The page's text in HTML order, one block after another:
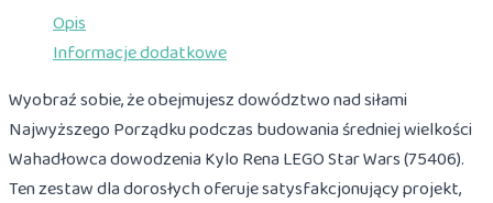
Opis
Informacje dodatkowe
Wyobraź sobie, że obejmujesz dowództwo nad siłami
Najwyższego Porządku podczas budowania średniej wielkości
Wahadłowca dowodzenia Kylo Rena LEGO Star Wars (75406).
Ten zestaw dla dorosłych oferuje satysfakcjonujący projekt,